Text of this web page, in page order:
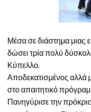
Μέσα σε διάστημα μιας
δώσει τρία πολύ
Κύπελλο.
Αποδεκατισμένος αλλά
στο απαιτητικό
Πανηγύρισε την